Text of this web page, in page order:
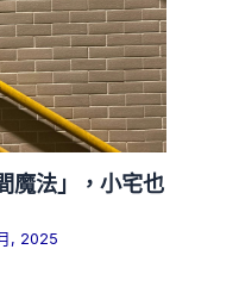
魔法」，小宅也
, 2025